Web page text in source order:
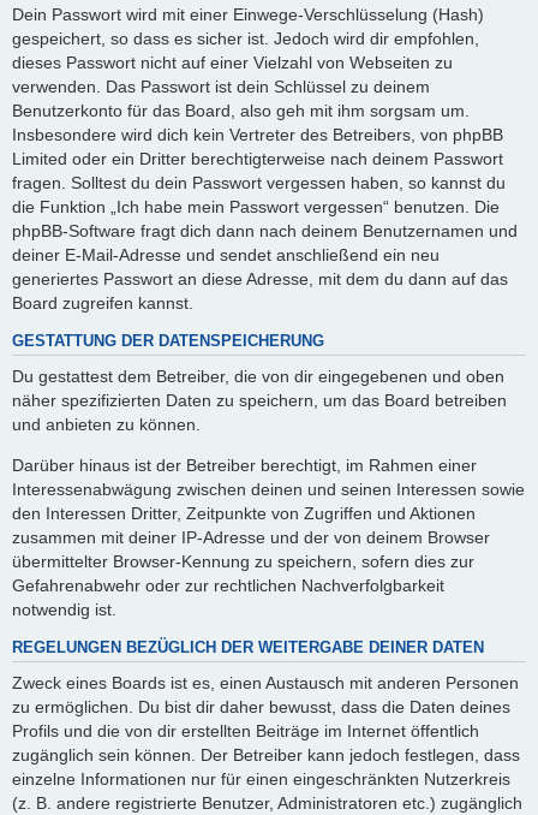
Dein Passwort wird mit einer Einwege-Verschlüsselung (Hash)
gespeichert, so dass es sicher ist. Jedoch wird dir empfohlen,
dieses Passwort nicht auf einer Vielzahl von Webseiten zu
verwenden. Das Passwort ist dein Schlüssel zu deinem
Benutzerkonto für das Board, also geh mit ihm sorgsam um.
Insbesondere wird dich kein Vertreter des Betreibers, von phpBB
Limited oder ein Dritter berechtigterweise nach deinem Passwort
fragen. Solltest du dein Passwort vergessen haben, so kannst du
die Funktion „Ich habe mein Passwort vergessen“ benutzen. Die
phpBB-Software fragt dich dann nach deinem Benutzernamen und
deiner E-Mail-Adresse und sendet anschließend ein neu
generiertes Passwort an diese Adresse, mit dem du dann auf das
Board zugreifen kannst.
GESTATTUNG DER DATENSPEICHERUNG
Du gestattest dem Betreiber, die von dir eingegebenen und oben
näher spezifizierten Daten zu speichern, um das Board betreiben
und anbieten zu können.
Darüber hinaus ist der Betreiber berechtigt, im Rahmen einer
Interessenabwägung zwischen deinen und seinen Interessen sowie
den Interessen Dritter, Zeitpunkte von Zugriffen und Aktionen
zusammen mit deiner IP-Adresse und der von deinem Browser
übermittelter Browser-Kennung zu speichern, sofern dies zur
Gefahrenabwehr oder zur rechtlichen Nachverfolgbarkeit
notwendig ist.
REGELUNGEN BEZÜGLICH DER WEITERGABE DEINER DATEN
Zweck eines Boards ist es, einen Austausch mit anderen Personen
zu ermöglichen. Du bist dir daher bewusst, dass die Daten deines
Profils und die von dir erstellten Beiträge im Internet öffentlich
zugänglich sein können. Der Betreiber kann jedoch festlegen, dass
einzelne Informationen nur für einen eingeschränkten Nutzerkreis
(z. B. andere registrierte Benutzer, Administratoren etc.) zugänglich